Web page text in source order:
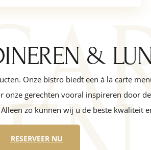
&
Onze bistro biedt een à la carte
gerechten vooral inspireren door
zo kunnen wij u de beste kwaliteit
RESERVEER NU